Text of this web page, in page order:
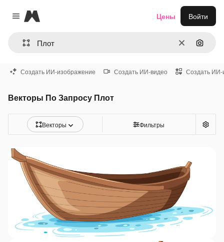
Close menu
Magnific
ОчиститьПоиск
Цены Войти
Создать ИИ-изображение Создать ИИ-видео Создать ИИ-
Векторы По Запросу Плот
Векторы Фильтры